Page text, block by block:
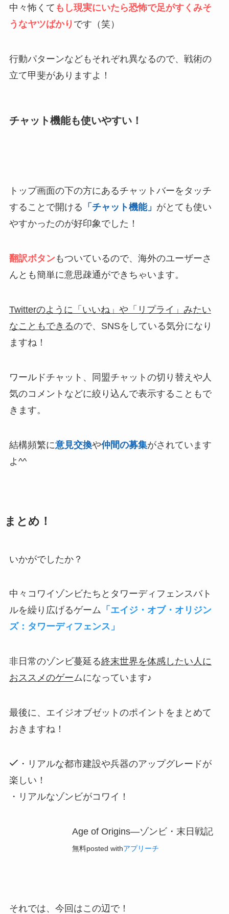
中々怖くて もし現実にいたら恐怖で足がすくみそ
うなヤツばかり です（笑）
行動パターンなどもそれぞれ異なるので、戦術の
立て甲斐がありますよ！
チャット機能も使いやすい！
トップ画面の下の方にあるチャットバーをタッチ
することで開ける 「チャット機能」 がとても使い
やすかったのが好印象でした！
翻訳ボタン もついているので、海外のユーザーさ
んとも簡単に意思疎通ができちゃいます。
Twitterのように「いいね」や「リプライ」みたい
なこともできるので、SNSをしている気分になり
ますね！
ワールドチャット、同盟チャットの切り替えや人
気のコメントなどに絞り込んで表示することもで
きます。
結構頻繁に意見交換や仲間の募集がされています
よ^^
まとめ！
いかがでしたか？
中々コワイゾンビたちとタワーディフェンスバト
ルを繰り広げるゲーム 「エイジ・オブ・オリジン
ズ：タワーディフェンス」
非日常のゾンビ蔓延る終末世界を体感したい人に
おススメのゲームになっています♪
最後に、エイジオブゼットのポイントをまとめて
おきますね！
・リアルな都市建設や兵器のアップグレードが
楽しい！
・リアルなゾンビがコワイ！
Age of Origins—ゾンビ・末日戦記
無料posted withアプリーチ
それでは、今回はこの辺で！